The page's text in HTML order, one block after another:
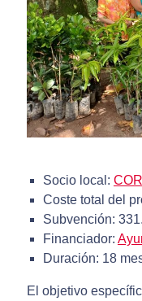
Socio local:
Coste total del
Subvención:
Financiador:
Duración: 18
El objetivo